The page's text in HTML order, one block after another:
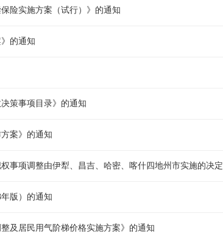
险实施方案（试行）》的通知
的通知
策事项目录》的通知
案》的通知
事项调整由伊犁、昌吉、哈密、喀什四地州市实施的决定
版）的通知
及居民用气阶梯价格实施方案》的通知